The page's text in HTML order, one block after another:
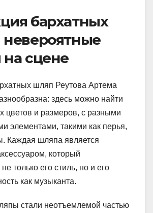
бархатных
на сцене
шляп Реутова Артема
здесь можно найти
цветов и размеров, с разными
элементами, такими как перья,
Каждая шляпа является
который
только его стиль, но и его
как музыканта.
стали неотъемлемой частью